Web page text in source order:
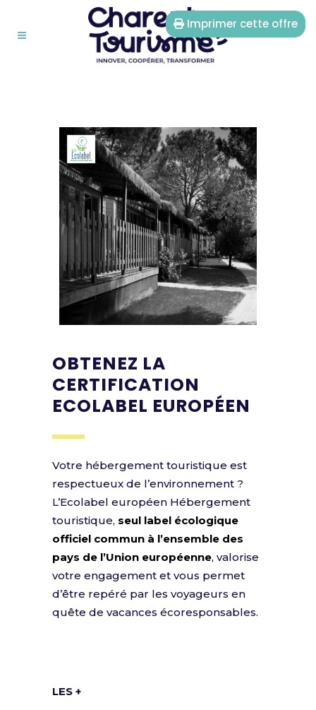
Imprimer cette offre
OBTENEZ LA
CERTIFICATION
ECOLABEL EUROPÉEN
Votre hébergement touristique est
respectueux de l’environnement ?
L’Ecolabel européen Hébergement
touristique, seul label écologique
officiel commun à l’ensemble des
pays de l’Union européenne, valorise
votre engagement et vous permet
d’être repéré par les voyageurs en
quête de vacances écoresponsables.
LES +